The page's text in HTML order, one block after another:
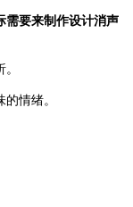
需要来制作设计消声
情绪。